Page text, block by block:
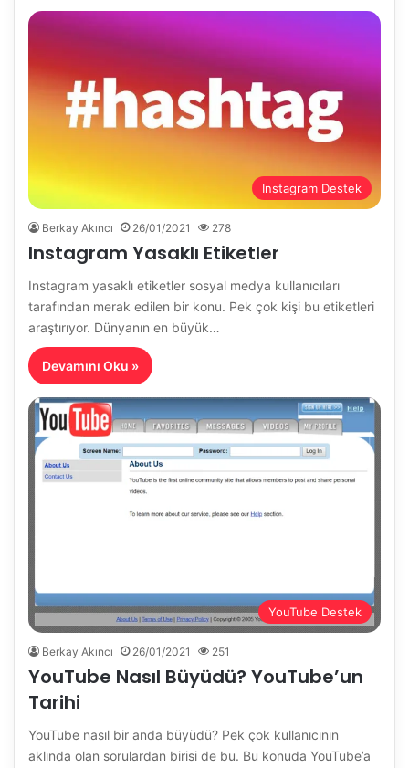
Instagram Destek
Berkay Akıncı 26/01/2021 278
Instagram Yasaklı Etiketler
Instagram yasaklı etiketler sosyal medya kullanıcıları
tarafından merak edilen bir konu. Pek çok kişi bu etiketleri
araştırıyor. Dünyanın en büyük…
Devamını Oku »
YouTube Destek
Berkay Akıncı 26/01/2021 251
YouTube Nasıl Büyüdü? YouTube’un
Tarihi
YouTube nasıl bir anda büyüdü? Pek çok kullanıcının
aklında olan sorulardan birisi de bu. Bu konuda YouTube’a